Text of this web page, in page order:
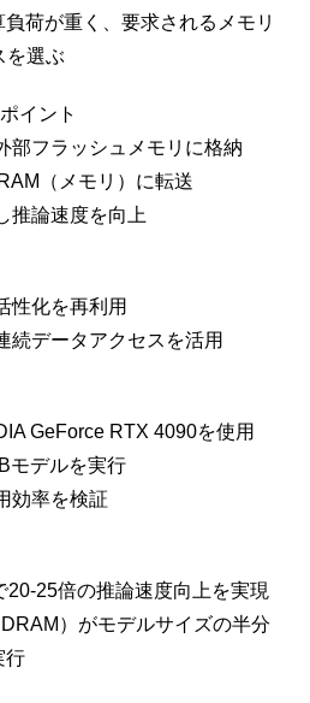
荷が重く、要求されるメモリ
を選ぶ
イント
フラッシュメモリに格納
（メモリ）に転送
推論速度を向上
性化を再利用
データアクセスを活用
GeForce RTX 4090を使用
モデルを実行
効率を検証
25倍の推論速度向上を実現
）がモデルサイズの半分
行